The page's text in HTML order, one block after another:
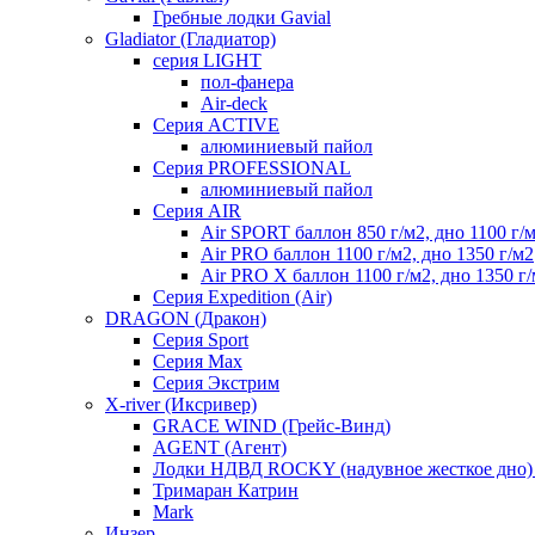
Гребные лодки Gavial
Gladiator (Гладиатор)
серия LIGHT
пол-фанера
Air-deck
Серия ACTIVE
алюминиевый пайол
Серия PROFESSIONAL
алюминиевый пайол
Серия AIR
Air SPORT баллон 850 г/м2, дно 1100 г/
Air PRO баллон 1100 г/м2, дно 1350 г/м2
Air PRO X баллон 1100 г/м2, дно 1350
Серия Expedition (Air)
DRAGON (Дракон)
Серия Sport
Серия Max
Серия Экстрим
X-river (Иксривер)
GRACE WIND (Грейс-Винд)
AGENT (Агент)
Лодки НДВД ROCKY (надувное жесткое
Тримаран Катрин
Mark